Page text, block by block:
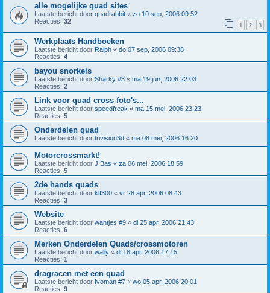
alle mogelijke quad sites
Laatste bericht door quadrabbit « zo 10 sep, 2006 09:52
Reacties: 32 1 2 3
Werkplaats Handboeken
Laatste bericht door Ralph « do 07 sep, 2006 09:38
Reacties: 4
bayou snorkels
Laatste bericht door Sharky #3 « ma 19 jun, 2006 22:03
Reacties: 2
Link voor quad cross foto's...
Laatste bericht door speedfreak « ma 15 mei, 2006 23:23
Reacties: 5
Onderdelen quad
Laatste bericht door trivision3d « ma 08 mei, 2006 16:20
Motorcrossmarkt!
Laatste bericht door J.Bas « za 06 mei, 2006 18:59
Reacties: 5
2de hands quads
Laatste bericht door klf300 « vr 28 apr, 2006 08:43
Reacties: 3
Website
Laatste bericht door wantjes #9 « di 25 apr, 2006 21:43
Reacties: 6
Merken Onderdelen Quads/crossmotoren
Laatste bericht door wally « di 18 apr, 2006 17:15
Reacties: 1
dragracen met een quad
Laatste bericht door Ivoman #7 « wo 05 apr, 2006 20:01
Reacties: 9